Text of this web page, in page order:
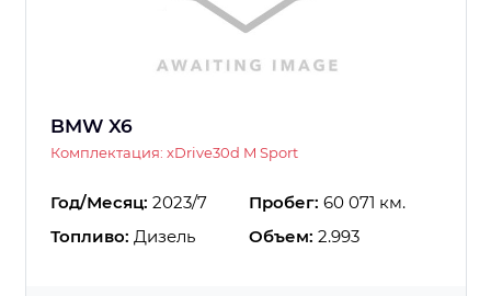
BMW X6
Комплектация: xDrive30d M Sport
Год/Месяц: 2023/7 Пробег: 60 071 км.
Топливо: Дизель Объем: 2.993